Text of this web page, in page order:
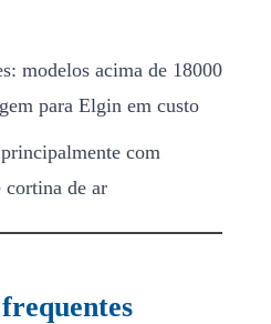
modelos acima de 18000
para Elgin em custo
com
cortina de ar